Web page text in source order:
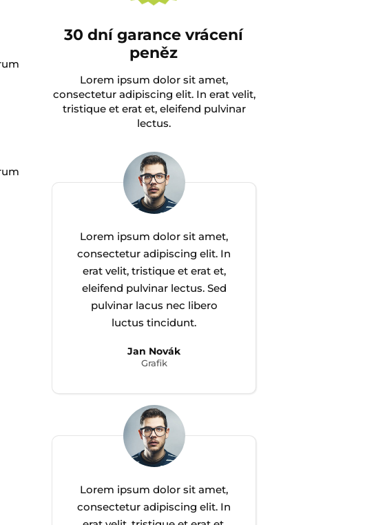
30 dní garance vrácení
peněz
Lorem ipsum dolor sit amet,
consectetur adipiscing elit. In erat velit,
tristique et erat et, eleifend pulvinar
lectus.
Lorem ipsum dolor sit amet,
consectetur adipiscing elit. In
erat velit, tristique et erat et,
eleifend pulvinar lectus. Sed
pulvinar lacus nec libero
luctus tincidunt.
Jan Novák
Grafik
Lorem ipsum dolor sit amet,
consectetur adipiscing elit. In